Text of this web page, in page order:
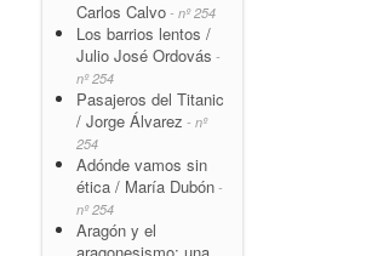
Carlos Calvo - nº 254
Los barrios lentos /
Julio José Ordovás -
nº 254
Pasajeros del Titanic
/ Jorge Álvarez - nº
254
Adónde vamos sin
ética / María Dubón -
nº 254
Aragón y el